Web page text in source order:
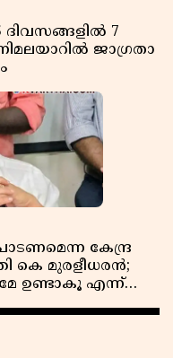
7
ജാഗ്രതാ
കേന്ദ്ര
കെ മുരളീധരൻ;
ഉണ്ടാകൂ എന്ന്